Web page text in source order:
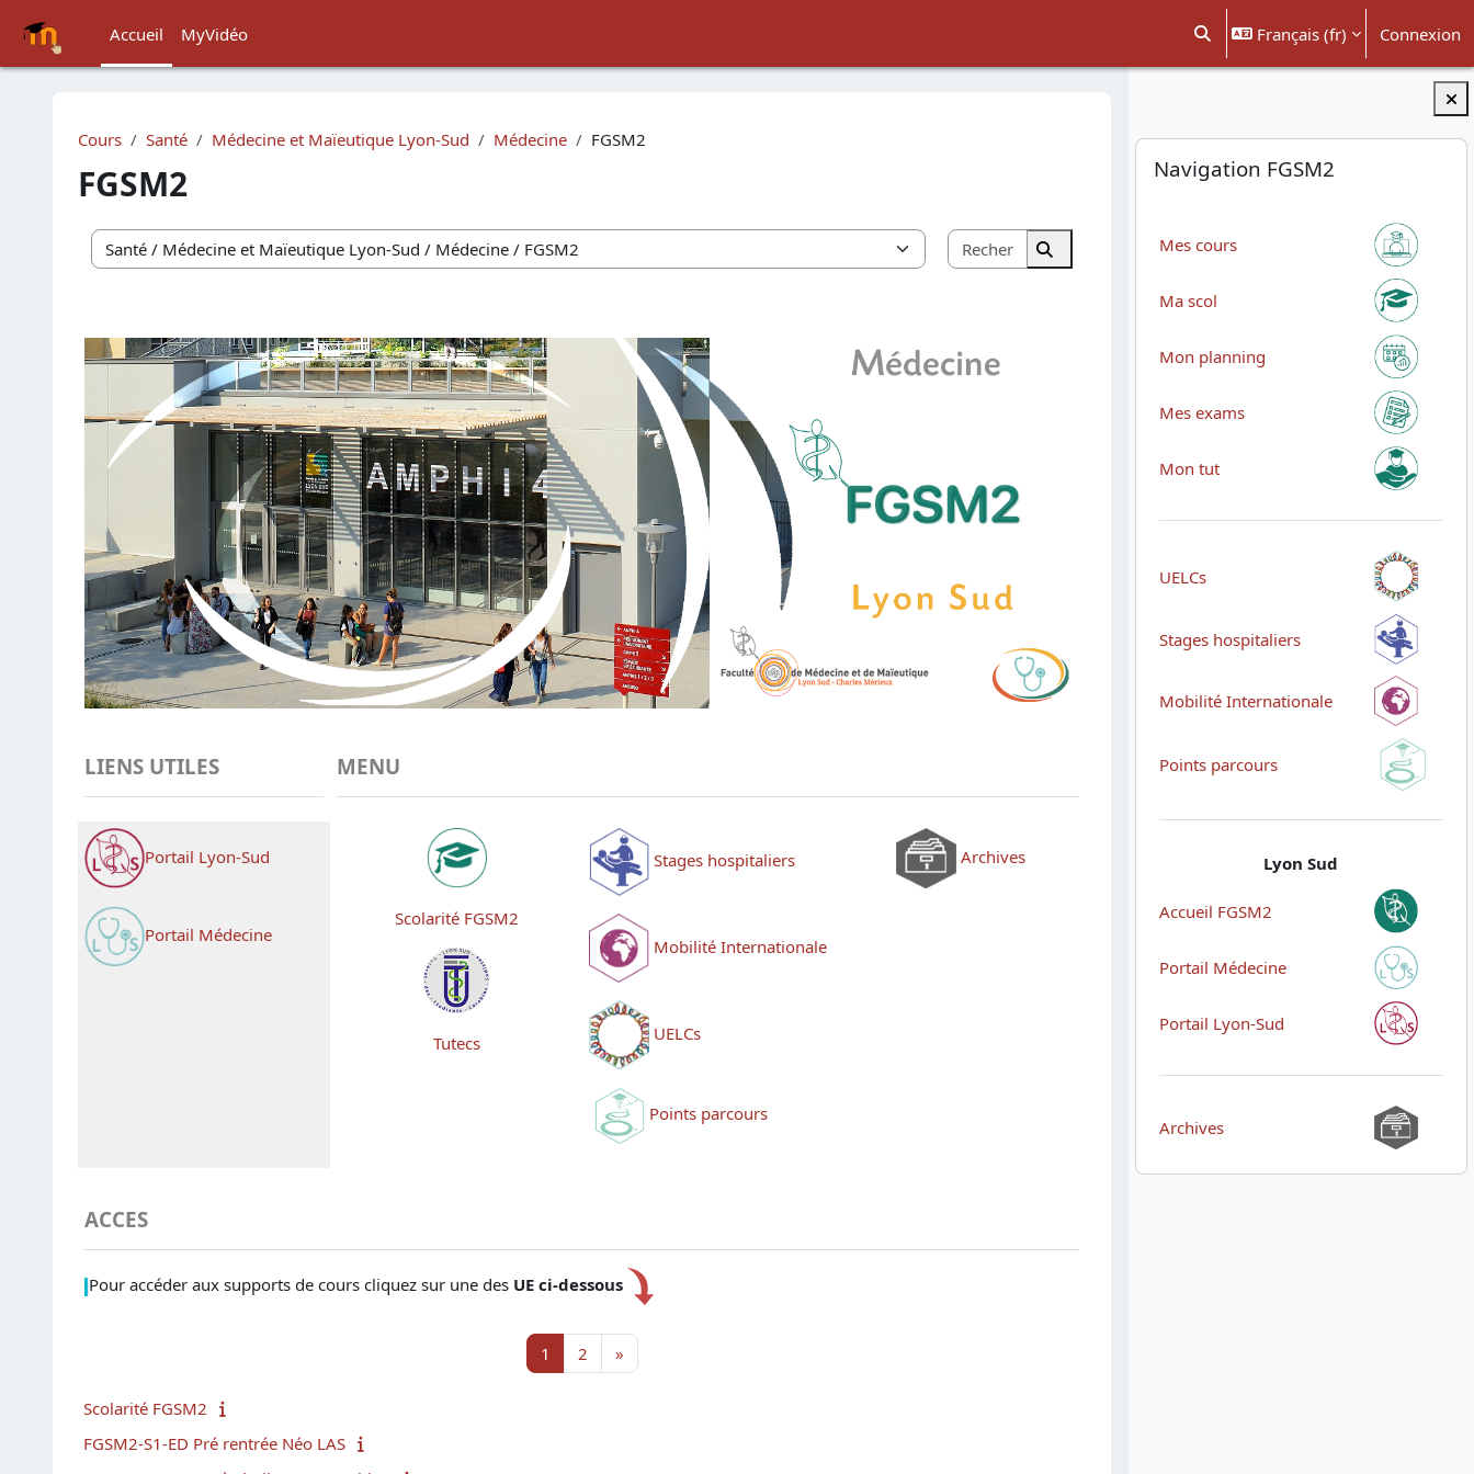
Accueil
MyVidéo Activer/désactiver la saisie de
Français ‎(fr)‎ Connexion
Blocs
Passer Navigation FGSM2
Navigation FGSM2
Mes cours
Ma scol
Mon planning
Mes exams
Mon tut
UELCs
Stages hospitaliers
Mobilité Internationale
Points parcours
Lyon Sud
Accueil FGSM2
Portail Médecine
Portail Lyon-Sud
Archives
Cours Santé Médecine et Maïeutique Lyon-Sud Médecine FGSM2
FGSM2
Catégories de cours
Rechercher des cours
Rechercher des cours
LIENS UTILES MENU
Portail Lyon-Sud
Portail Médecine
Scolarité FGSM2
Tutecs
Stages hospitaliers
Mobilité Internationale
UELCs
Points parcours
Archives
ACCES
Pour accéder aux supports de cours cliquez sur une des UE ci-dessous
1 Page 1
2Page 2
»Page suivante
Scolarité FGSM2
FGSM2-S1-ED Pré rentrée Néo LAS